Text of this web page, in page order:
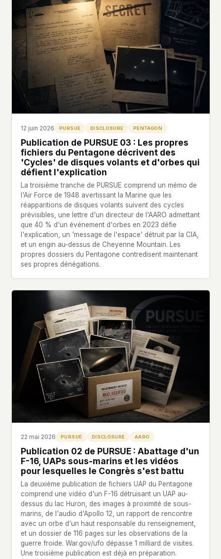
12 juin 2026 PURSUE DISCLOSURE PENTAGON
Publication de PURSUE 03 : Les propres
fichiers du Pentagone décrivent des
'Cycles' de disques volants et d'orbes qui
défient l'explication
La troisième tranche de PURSUE comprend un mémo de
l'Air Force de 1948 avertissant la Marine que les
réapparitions de disques volants suivent des cycles
prévisibles, une lettre d'un directeur de l'AARO admettant
que 40 % d'un événement d'orbes en 2023 défie
l'explication, un 'message de l'espace' détruit par la CIA,
et un engin au-dessus de Cheyenne Mountain. Les
propres dossiers du Pentagone contredisent maintenant
ses propres dénégations.
22 mai 2026 PURSUE DISCLOSURE AARO
Publication 02 de PURSUE : Abattage d'un
F-16, UAPs sous-marins et les vidéos
pour lesquelles le Congrès s'est battu
La deuxième publication de fichiers UAP du Pentagone
comprend une vidéo d'un F-16 détruisant un UAP au-
dessus du lac Huron, des images à proximité de sous-
marins, de l'audio d'Apollo 12, un rapport de rencontre
avec un orbe d'un haut responsable du renseignement,
et un dossier de 116 pages sur les observations de la
guerre froide. War.gov/ufo dépasse 1 milliard de visites.
Une troisième publication est déjà en préparation.